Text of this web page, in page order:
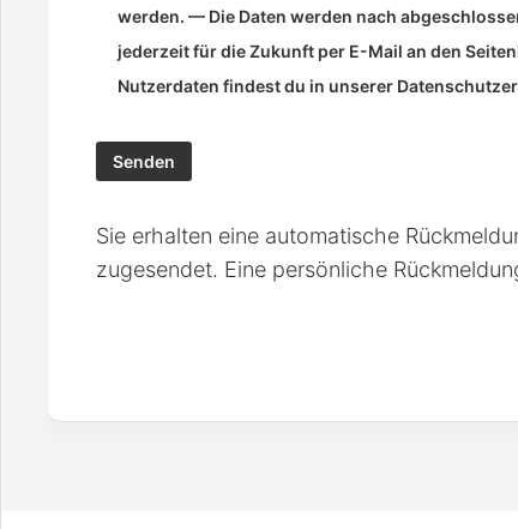
werden. — Die Daten werden nach
jederzeit für die Zukunft per E-Mail an den
Nutzerdaten findest du in unserer
Sie erhalten eine automatische
zugesendet. Eine persönliche